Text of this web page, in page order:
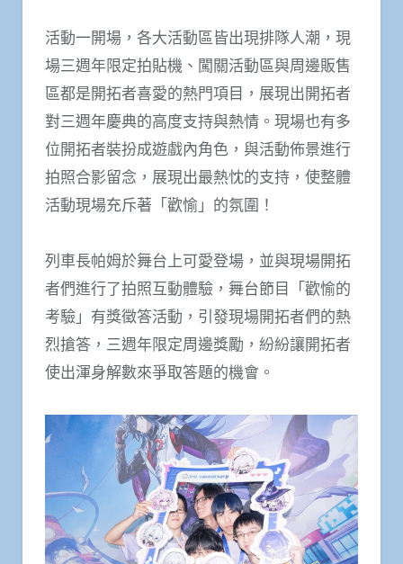
活動一開場，各大活動區皆出現排隊人潮，現
場三週年限定拍貼機、闖關活動區與周邊販售
區都是開拓者喜愛的熱門項目，展現出開拓者
對三週年慶典的高度支持與熱情。現場也有多
位開拓者裝扮成遊戲內角色，與活動佈景進行
拍照合影留念，展現出最熱忱的支持，使整體
活動現場充斥著「歡愉」的氛圍！
列車長帕姆於舞台上可愛登場，並與現場開拓
者們進行了拍照互動體驗，舞台節目「歡愉的
考驗」有獎徵答活動，引發現場開拓者們的熱
烈搶答，三週年限定周邊獎勵，紛紛讓開拓者
使出渾身解數來爭取答題的機會。